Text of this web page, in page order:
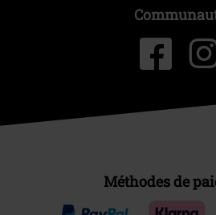
Méthodes de